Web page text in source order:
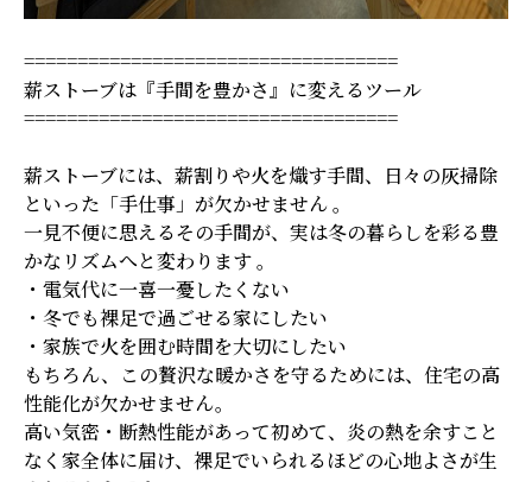
===================================
薪ストーブは『手間を豊かさ』に変えるツール
===================================
薪ストーブには、薪割りや火を熾す手間、日々の灰掃除
といった「手仕事」が欠かせません 。
一見不便に思えるその手間が、実は冬の暮らしを彩る豊
かなリズムへと変わります 。
・電気代に一喜一憂したくない
・冬でも裸足で過ごせる家にしたい
・家族で火を囲む時間を大切にしたい
もちろん、この贅沢な暖かさを守るためには、住宅の高
性能化が欠かせません。
高い気密・断熱性能があって初めて、炎の熱を余すこと
なく家全体に届け、裸足でいられるほどの心地よさが生